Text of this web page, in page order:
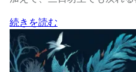
続きを読む